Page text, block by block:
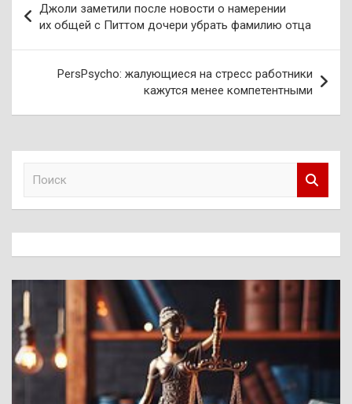
по
записям
Джоли заметили после новости о намерении
их общей с Питтом дочери убрать фамилию отца
PersPsycho: жалующиеся на стресс работники
кажутся менее компетентными
к